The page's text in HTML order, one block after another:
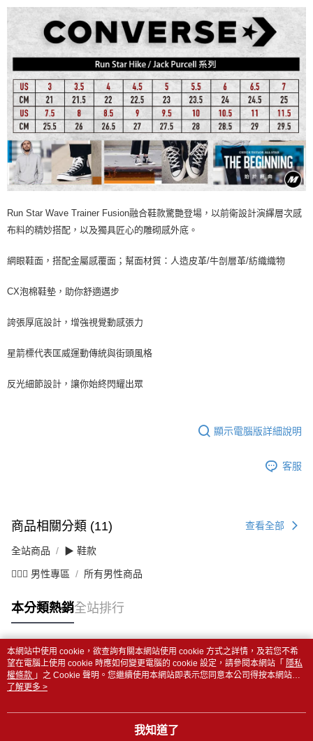
Run Star Wave Trainer Fusion融合鞋款驚艷登場，以前衛設計演繹層次感
布料的精妙搭配，以及獨具匠心的雕砌感外底。
網眼鞋面，搭配金屬感覆面；幫面材質：人造皮革/牛剖層革/紡織織物
CX泡棉鞋墊，助你舒適邁步
誇張厚底設計，增強視覺動感張力
星箭標代表匡威運動傳統與街頭風格
反光細節設計，讓你始終閃耀出眾
顯示電腦版詳細說明
客服
商品相關分類 (11) 查看全部
全站商品 ▶ 鞋款
💁🏻‍♂️ 男性專區 所有男性商品
本分類熱銷全站排行
熱門標籤
本網站中使用 cookie，欲查詢有關本網站使用 cookie 方式之詳情，及若您不希
望在電腦上使用 cookie 時應如何變更電腦的 cookie 設定，請參閱本網站「 隱私
權條款 」之 Cookie 聲明。您繼續使用本網站即表示您同意本公司得按本網站使
用條款之 Cookie 聲明使用 cookie。
了解更多 >
我知道了